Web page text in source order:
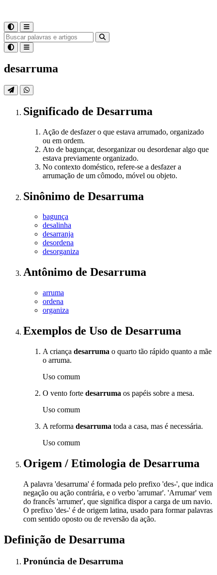
desarruma
Significado de Desarruma
Ação de desfazer o que estava arrumado, organizado
ou em ordem.
Ato de bagunçar, desorganizar ou desordenar algo que
estava previamente organizado.
No contexto doméstico, refere-se a desfazer a
arrumação de um cômodo, móvel ou objeto.
Sinônimo de Desarruma
bagunça
desalinha
desarranja
desordena
desorganiza
Antônimo de Desarruma
arruma
ordena
organiza
Exemplos de Uso de Desarruma
A criança desarruma o quarto tão rápido quanto a mãe
o arruma.
Uso comum
O vento forte desarruma os papéis sobre a mesa.
Uso comum
A reforma desarruma toda a casa, mas é necessária.
Uso comum
Origem / Etimologia de Desarruma
A palavra 'desarruma' é formada pelo prefixo 'des-', que indica
negação ou ação contrária, e o verbo 'arrumar'. 'Arrumar' vem
do francês 'arrumer', que significa dispor a carga de um navio.
O prefixo 'des-' é de origem latina, usado para formar palavras
com sentido oposto ou de reversão da ação.
Definição de Desarruma
Pronúncia de Desarruma